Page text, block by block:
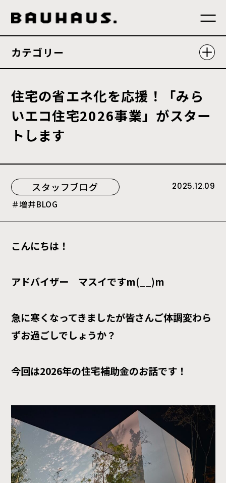
スタッフブログ
増井BLOG
2025.12.09
住宅の省エネ化を応援 ！ 「みら
いエコ住宅2026事業」 がスター
ト します
カテゴリー
こんにちは！
アドバイザー マスイですm(__)m
急に寒くなってきましたが皆さんご体調変わら
ずお過ごしでしょうか？
今回は2026年の住宅補助金のお話です！